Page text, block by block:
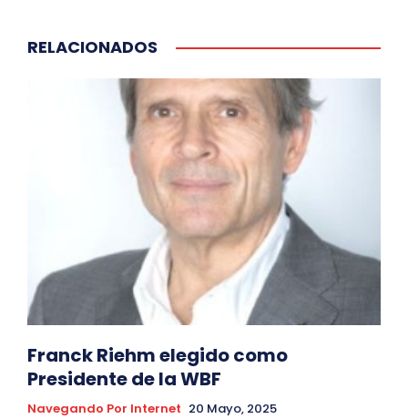
RELACIONADOS
Franck Riehm elegido como
Presidente de la WBF
Navegando Por Internet 20 Mayo, 2025